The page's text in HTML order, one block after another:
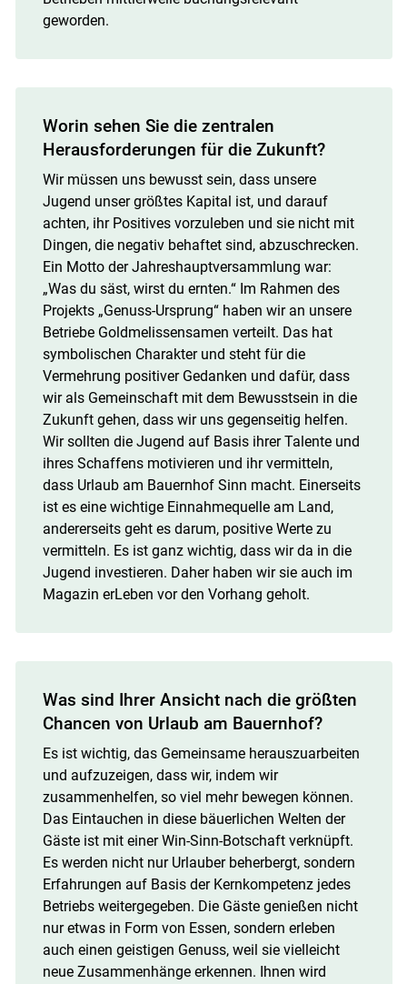
geworden.
Worin sehen Sie die zentralen
Herausforderungen für die Zukunft?
Wir müssen uns bewusst sein, dass unsere
Jugend unser größtes Kapital ist, und darauf
achten, ihr Positives vorzuleben und sie nicht mit
Dingen, die negativ behaftet sind, abzuschrecken.
Ein Motto der Jahreshauptversammlung war:
„Was du säst, wirst du ernten.“ Im Rahmen des
Projekts „Genuss-Ursprung“ haben wir an unsere
Betriebe Goldmelissensamen verteilt. Das hat
symbolischen Charakter und steht für die
Vermehrung positiver Gedanken und dafür, dass
wir als Gemeinschaft mit dem Bewusstsein in die
Zukunft gehen, dass wir uns gegenseitig helfen.
Wir sollten die Jugend auf Basis ihrer Talente und
ihres Schaffens motivieren und ihr vermitteln,
dass Urlaub am Bauernhof Sinn macht. Einerseits
ist es eine wichtige Einnahmequelle am Land,
andererseits geht es darum, positive Werte zu
vermitteln. Es ist ganz wichtig, dass wir da in die
Jugend investieren. Daher haben wir sie auch im
Magazin erLeben vor den Vorhang geholt.
Was sind Ihrer Ansicht nach die größten
Chancen von Urlaub am Bauernhof?
Es ist wichtig, das Gemeinsame herauszuarbeiten
und aufzuzeigen, dass wir, indem wir
zusammenhelfen, so viel mehr bewegen können.
Das Eintauchen in diese bäuerlichen Welten der
Gäste ist mit einer Win-Sinn-Botschaft verknüpft.
Es werden nicht nur Urlauber beherbergt, sondern
Erfahrungen auf Basis der Kernkompetenz jedes
Betriebs weitergegeben. Die Gäste genießen nicht
nur etwas in Form von Essen, sondern erleben
auch einen geistigen Genuss, weil sie vielleicht
neue Zusammenhänge erkennen. Ihnen wird